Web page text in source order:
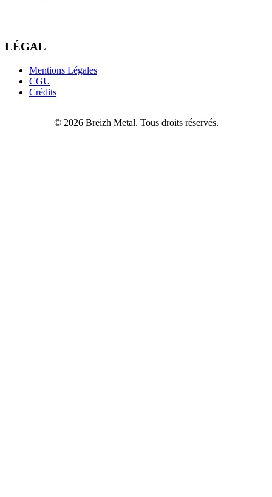
LÉGAL
Mentions Légales
CGU
Crédits
© 2026 Breizh Metal. Tous droits réservés.